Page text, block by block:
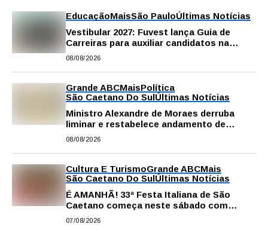
EducaçãoMaisSão PauloÚltimas Notícias
Vestibular 2027: Fuvest lança Guia de
Carreiras para auxiliar candidatos na
escolha da profissão
08/08/2026
Grande ABCMaisPolítica
São Caetano Do SulÚltimas Notícias
Ministro Alexandre de Moraes derruba
liminar e restabelece andamento de
comissão processante contra vereador
08/08/2026
Cultura E TurismoGrande ABCMais
São Caetano Do SulÚltimas Notícias
É AMANHÃ! 33ª Festa Italiana de São
Caetano começa neste sábado com
gastronomia, música e solidariedade
07/08/2026